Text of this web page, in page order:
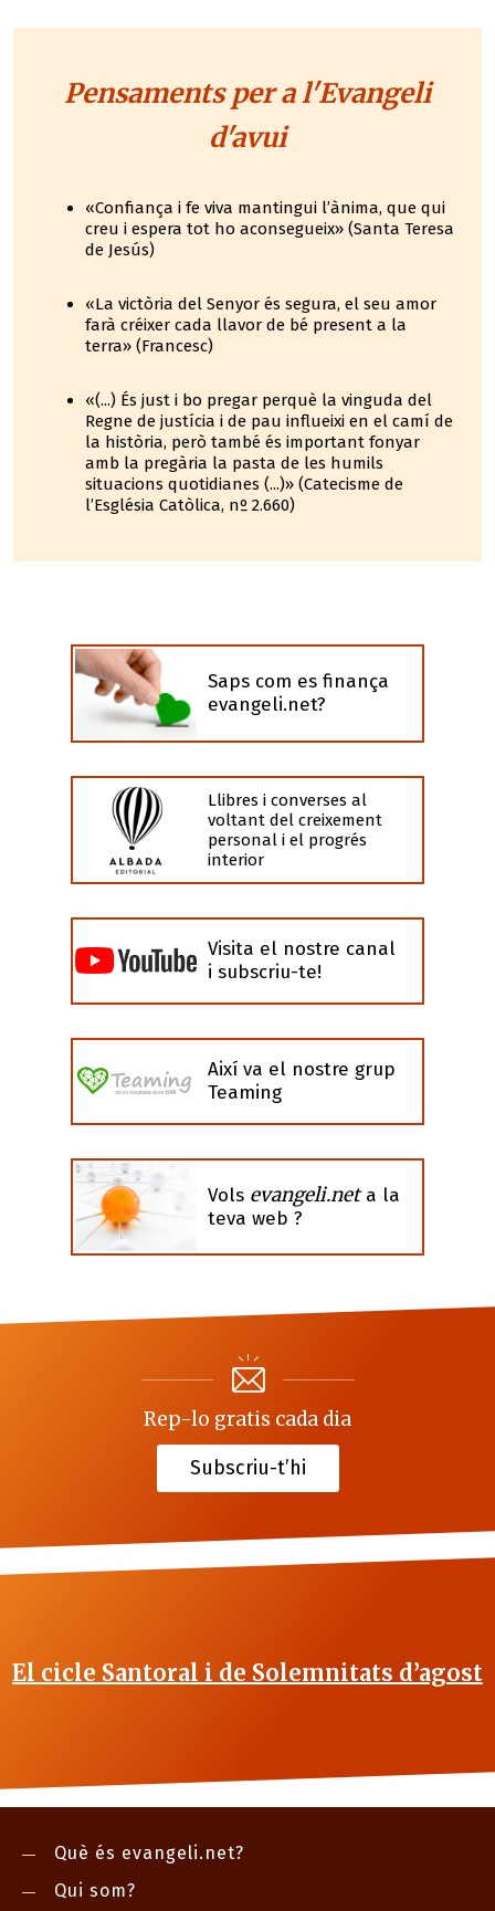
Pensaments per a l'Evangeli
d'avui
«Confiança i fe viva mantingui l’ànima, que qui
creu i espera tot ho aconsegueix» (Santa Teresa
de Jesús)
«La victòria del Senyor és segura, el seu amor
farà créixer cada llavor de bé present a la
terra» (Francesc)
«(...) És just i bo pregar perquè la vinguda del
Regne de justícia i de pau influeixi en el camí de
la història, però també és important fonyar
amb la pregària la pasta de les humils
situacions quotidianes (...)» (Catecisme de
l’Església Catòlica, nº 2.660)
Saps com es finança
evangeli.net?
Llibres i converses al
voltant del creixement
personal i el progrés
interior
Visita el nostre canal
i subscriu-te!
Així va el nostre grup
Teaming
Vols evangeli.neta la
teva web ?
Rep-lo gratis cada dia
Subscriu-t’hi
El cicle Santoral i de Solemnitats d’agost
Què és evangeli.net?
Qui som?